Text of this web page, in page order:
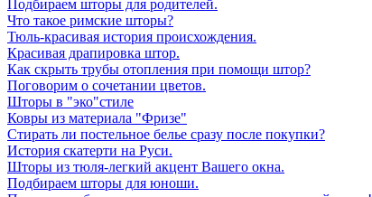
Подбираем шторы для родителей.
Что такое римские шторы?
Тюль-красивая история происхождения.
Красивая драпировка штор.
Как скрыть трубы отопления при помощи штор?
Поговорим о сочетании цветов.
Шторы в "эко"стиле
Ковры из материала "Фризе"
Стирать ли постельное белье сразу после покупки?
История скатерти на Руси.
Шторы из тюля-легкий акцент Вашего окна.
Подбираем шторы для юноши.